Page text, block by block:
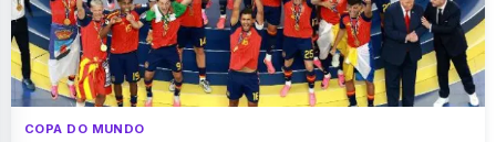
COPA DO MUNDO